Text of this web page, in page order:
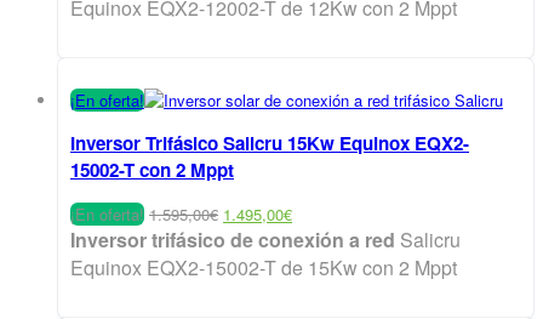
Equinox EQX2-12002-T de 12Kw con 2 Mppt
¡En oferta!
Inversor Trifásico Salicru 15Kw Equinox EQX2-
15002-T con 2 Mppt
¡En oferta! 1.595,00€ El
precio
original
era:
1.495,00€El
precio
actual
es:
Inversor trifásico de conexión a red Salicru
Equinox EQX2-15002-T de 15Kw con 2 Mppt